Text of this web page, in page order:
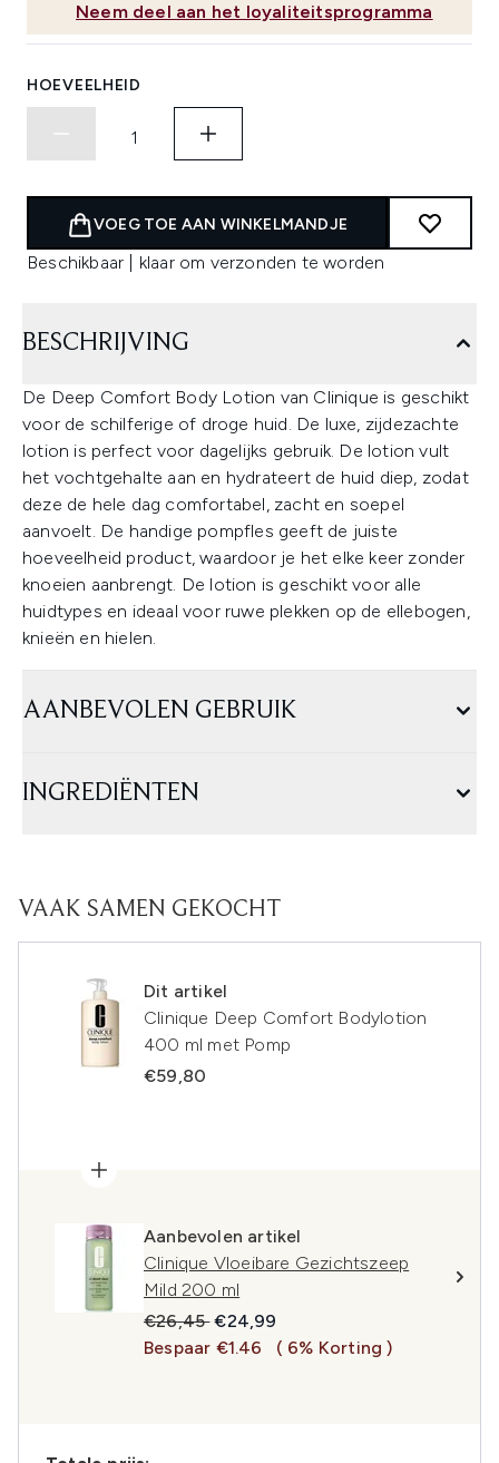
Neem deel aan het loyaliteitsprogramma
HOEVEELHEID
VOEG TOE AAN WINKELMANDJE
Beschikbaar | klaar om verzonden te worden
BESCHRIJVING
De Deep Comfort Body Lotion van Clinique is geschikt
voor de schilferige of droge huid. De luxe, zijdezachte
lotion is perfect voor dagelijks gebruik. De lotion vult
het vochtgehalte aan en hydrateert de huid diep, zodat
deze de hele dag comfortabel, zacht en soepel
aanvoelt. De handige pompfles geeft de juiste
hoeveelheid product, waardoor je het elke keer zonder
knoeien aanbrengt. De lotion is geschikt voor alle
huidtypes en ideaal voor ruwe plekken op de ellebogen,
knieën en hielen.
AANBEVOLEN GEBRUIK
INGREDIËNTEN
VAAK SAMEN GEKOCHT
Dit artikel
Clinique Deep Comfort Bodylotion
400 ml met Pomp
€59,80
Aanbevolen artikel
Clinique Vloeibare Gezichtszeep
Mild 200 ml
Recommended Retail Price:
€26,45Huidige prijs:
€24,99
Bespaar €1.46
( 6% Korting )